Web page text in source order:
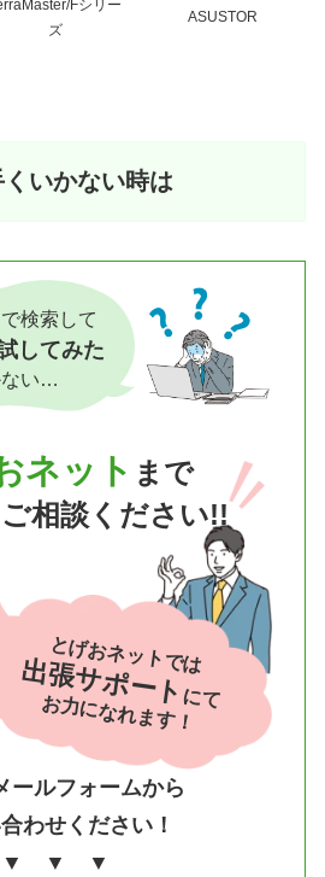
Fシリー
ズ
ASUSTOR
いかない時は
検索して
してみた
ない…
ネット まで
相談ください!!
ールフォームから
わせください！
▼ ▼ ▼
とげおネットでは
出張サポートにて
お力になれます！